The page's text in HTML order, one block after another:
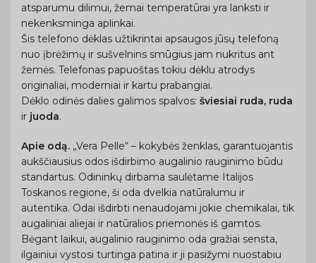
atsparumu dilimui, žemai temperatūrai yra lanksti ir
nekenksminga aplinkai.
Šis telefono dėklas užtikrintai apsaugos jūsų telefoną
nuo įbrėžimų ir sušvelnins smūgius jam nukritus ant
žemės. Telefonas papuoštas tokiu dėklu atrodys
originaliai, moderniai ir kartu prabangiai.
Dėklo odinės dalies galimos spalvos: šviesiai ruda, ruda
ir juoda.
Apie odą. „Vera Pelle“ – kokybės ženklas, garantuojantis
aukščiausius odos išdirbimo augalinio rauginimo būdu
standartus. Odininkų dirbama saulėtame Italijos
Toskanos regione, ši oda dvelkia natūralumu ir
autentika. Odai išdirbti nenaudojami jokie chemikalai, tik
augaliniai aliejai ir natūralios priemonės iš gamtos.
Bėgant laikui, augalinio rauginimo oda gražiai sensta,
ilgainiui vystosi turtinga patina ir ji pasižymi nuostabiu